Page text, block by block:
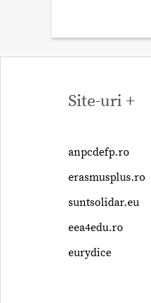
Site-uri +
anpcdefp.ro
erasmusplus.ro
suntsolidar.eu
eea4edu.ro
eurydice